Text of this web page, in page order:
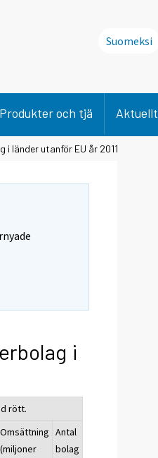
Suomeksi
Produkter och tjä Aktuellt
länder utanför EU år 2011
i
rött.
Omsättning
(miljoner
Antal
bolag